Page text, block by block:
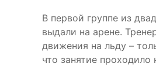
В первой группе из
выдали на арене.
движения на льду –
что занятие